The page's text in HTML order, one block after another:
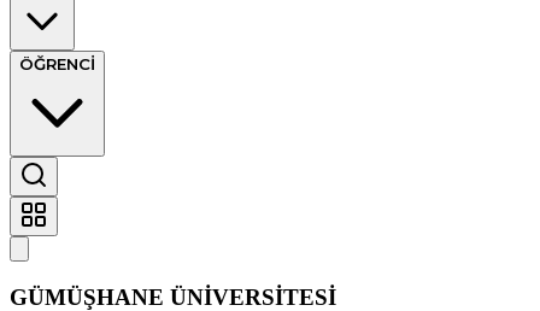
ÖĞRENCİ
GÜMÜŞHANE ÜNİVERSİTESİ